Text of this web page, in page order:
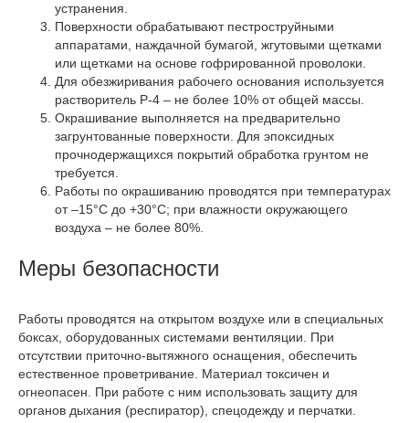
устранения.
Поверхности обрабатывают пестроструйными
аппаратами, наждачной бумагой, жгутовыми щетками
или щетками на основе гофрированной проволоки.
Для обезжиривания рабочего основания используется
растворитель Р-4 – не более 10% от общей массы.
Окрашивание выполняется на предварительно
загрунтованные поверхности. Для эпоксидных
прочнодержащихся покрытий обработка грунтом не
требуется.
Работы по окрашиванию проводятся при температурах
от –15°С до +30°С; при влажности окружающего
воздуха – не более 80%.
Меры безопасности
Работы проводятся на открытом воздухе или в специальных
боксах, оборудованных системами вентиляции. При
отсутствии приточно-вытяжного оснащения, обеспечить
естественное проветривание. Материал токсичен и
огнеопасен. При работе с ним использовать защиту для
органов дыхания (респиратор), спецодежду и перчатки.